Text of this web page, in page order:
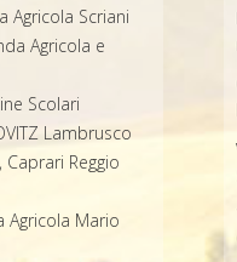
Agricola Scriani
Agricola e
Scolari
Lambrusco
Caprari Reggio
Agricola Mario